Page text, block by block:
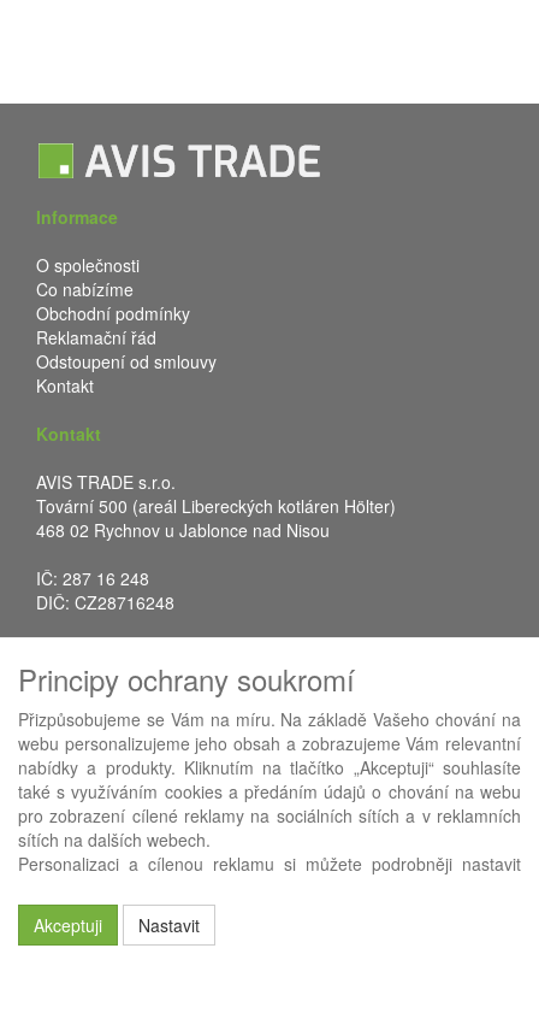
Informace
O společnosti
Co nabízíme
Obchodní podmínky
Reklamační řád
Odstoupení od smlouvy
Kontakt
Kontakt
AVIS TRADE s.r.o.
Tovární 500 (areál Libereckých kotláren Hölter)
468 02 Rychnov u Jablonce nad Nisou
IČ: 287 16 248
DIČ: CZ28716248
Fax: +420 483 034 590
E-mail:info@avistrade.cz
Web:www.avistrade.cz
Používáme ABRA eShop- nejlepší řešení e-commerce pro náš
Principy ochrany soukromí
Přizpůsobujeme se Vám na míru. Na základě Vašeho chování na
webu personalizujeme jeho obsah a zobrazujeme Vám relevantní
nabídky a produkty. Kliknutím na tlačítko „Akceptuji“ souhlasíte
také s využíváním cookies a předáním údajů o chování na webu
pro zobrazení cílené reklamy na sociálních sítích a v reklamních
sítích na dalších webech.
Personalizaci a cílenou reklamu si můžete podrobněji nastavit
Akceptuji
Nastavit